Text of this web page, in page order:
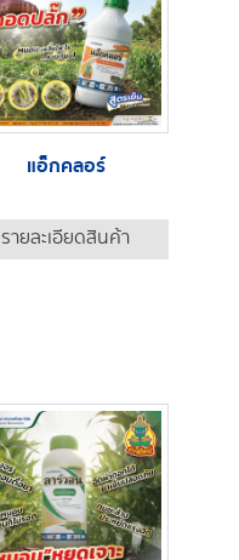
แอ็กคลอร์
รายละเอียดสินค้า